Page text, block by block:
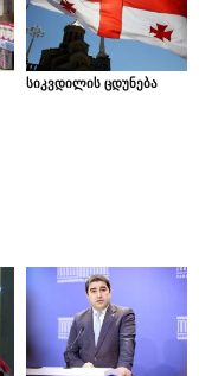
სიკვდილის ცდუნება